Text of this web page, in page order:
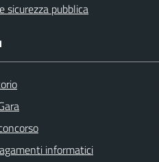
sicurezza pubblica
informatici